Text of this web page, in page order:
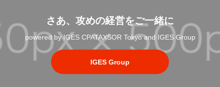
さあ、攻めの経営をご一緒に
powered by IGES CPATAXSOR Tokyo and IGES Group
IGES Group